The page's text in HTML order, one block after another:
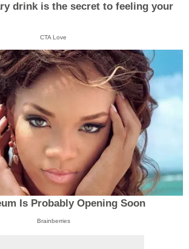
drink is the secret to feeling your
CTA Love
Is Probably Opening Soon
Brainberries